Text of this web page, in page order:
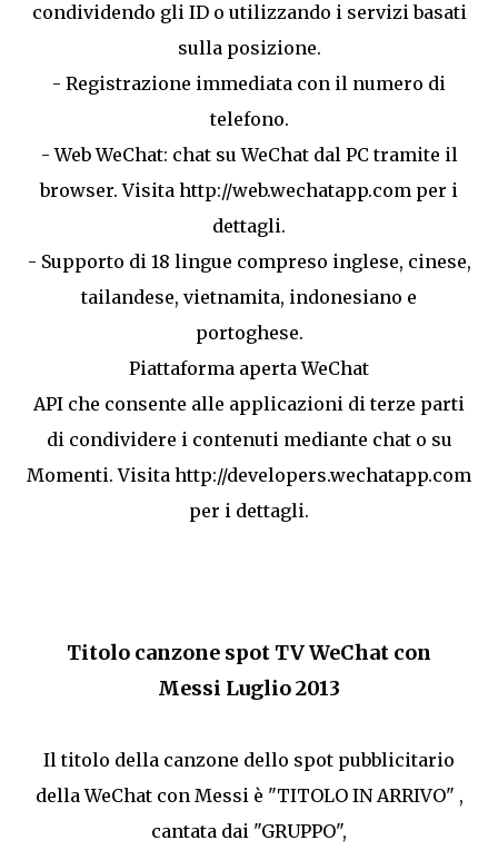
condividendo gli ID o utilizzando i servizi basati
sulla posizione.
- Registrazione immediata con il numero di
telefono.
- Web WeChat: chat su WeChat dal PC tramite il
browser. Visita http://web.wechatapp.com per i
dettagli.
- Supporto di 18 lingue compreso inglese, cinese,
tailandese, vietnamita, indonesiano e
portoghese.
Piattaforma aperta WeChat
API che consente alle applicazioni di terze parti
di condividere i contenuti mediante chat o su
Momenti. Visita http://developers.wechatapp.com
per i dettagli.
Titolo canzone spot TV WeChat con
Messi Luglio 2013
Il titolo della canzone dello spot pubblicitario
della WeChat con Messi è "TITOLO IN ARRIVO" ,
cantata dai "GRUPPO",